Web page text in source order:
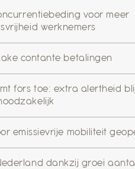
voor meer
werknemers
contante betalingen
fors toe: extra alertheid
emissievrije mobiliteit
dankzij groei